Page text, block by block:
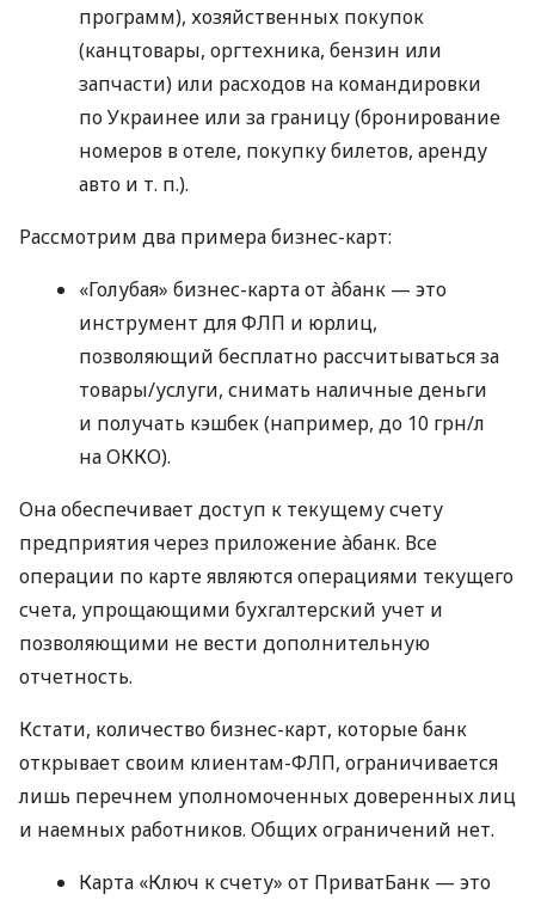
программ), хозяйственных покупок
(канцтовары, оргтехника, бензин или
запчасти) или расходов на командировки
по Украинее или за границу (бронирование
номеров в отеле, покупку билетов, аренду
авто и т. п.).
Рассмотрим два примера бизнес-карт:
«Голубая» бизнес-карта от àбанк — это
инструмент для ФЛП и юрлиц,
позволяющий бесплатно рассчитываться за
товары/услуги, снимать наличные деньги
и получать кэшбек (например, до 10 грн/л
на ОККО).
Она обеспечивает доступ к текущему счету
предприятия через приложение àбанк. Все
операции по карте являются операциями текущего
счета, упрощающими бухгалтерский учет и
позволяющими не вести дополнительную
отчетность.
Кстати, количество бизнес-карт, которые банк
открывает своим клиентам-ФЛП, ограничивается
лишь перечнем уполномоченных доверенных лиц
и наемных работников. Общих ограничений нет.
Карта «Ключ к счету» от ПриватБанк — это